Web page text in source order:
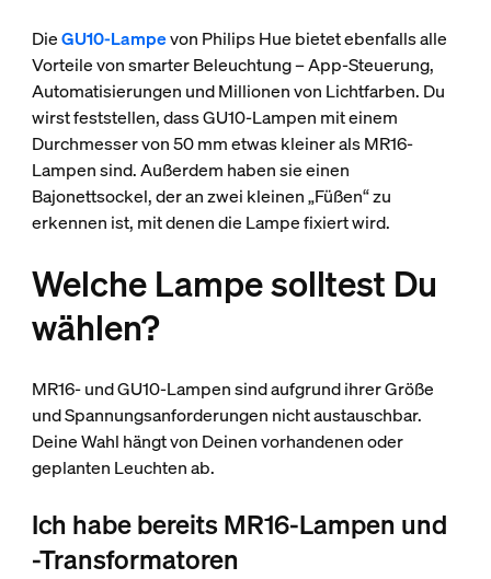
DieGU10-Lampevon Philips Hue bietet ebenfalls alle
Vorteile von smarter Beleuchtung – App-Steuerung,
Automatisierungen und Millionen von Lichtfarben. Du
wirst feststellen, dass GU10-Lampen mit einem
Durchmesser von 50 mm etwas kleiner als MR16-
Lampen sind. Außerdem haben sie einen
Bajonettsockel, der an zwei kleinen „Füßen“ zu
erkennen ist, mit denen die Lampe fixiert wird.
Welche Lampe solltest Du
wählen?
MR16- und GU10-Lampen sind aufgrund ihrer Größe
und Spannungsanforderungen nicht austauschbar.
Deine Wahl hängt von Deinen vorhandenen oder
geplanten Leuchten ab.
Ich habe bereits MR16-Lampen und
-Transformatoren